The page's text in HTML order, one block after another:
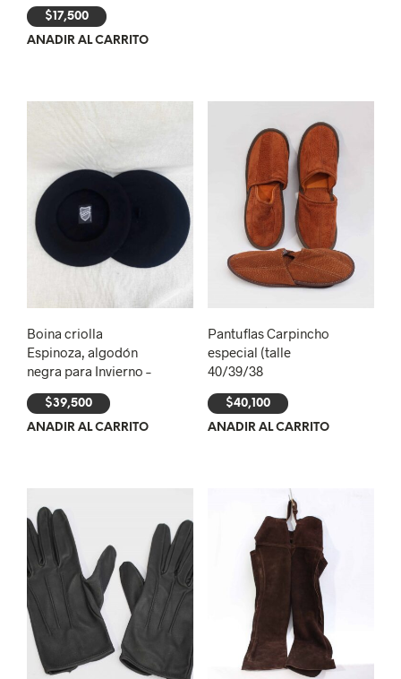
$ 17,500
AÑADIR AL CARRITO
Boina criolla
Espinoza, algodón
negra para Invierno –
$39,500
AÑADIR AL CARRITO
Pantuflas Carpincho
especial (talle
40/39/38
$40,100
AÑADIR AL CARRITO